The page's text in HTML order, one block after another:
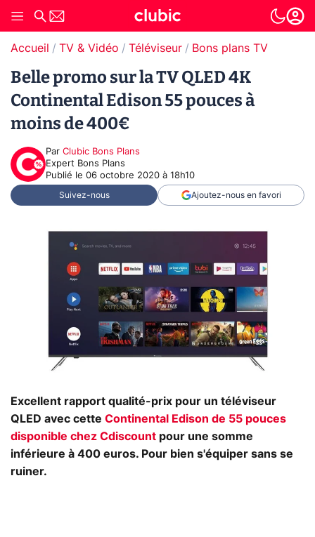
Accueil TV & Vidéo Téléviseur Bons plans TV
Belle promo sur la TV QLED 4K
Continental Edison 55 pouces à
moins de 400€
Par Clubic Bons Plans
Expert Bons Plans
Publié le 06 octobre 2020 à 18h10
Suivez-nous Ajoutez-nous en favori
Excellent rapport qualité-prix pour un téléviseur
QLED avec cette Continental Edison de 55 pouces
disponible chez Cdiscount pour une somme
inférieure à 400 euros. Pour bien s'équiper sans se
ruiner.